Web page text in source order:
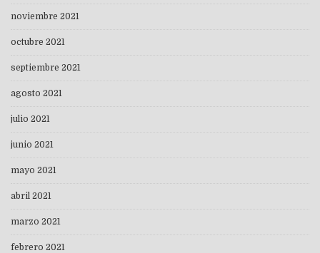
noviembre 2021
octubre 2021
septiembre 2021
agosto 2021
julio 2021
junio 2021
mayo 2021
abril 2021
marzo 2021
febrero 2021